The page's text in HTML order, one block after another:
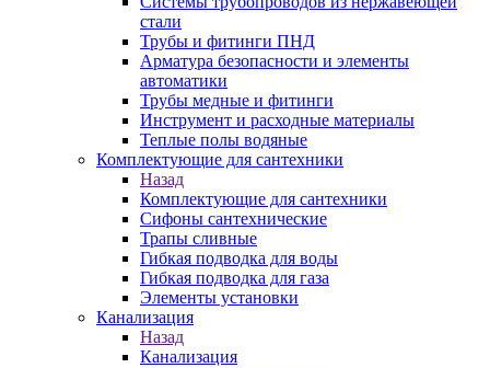
стали
Трубы и фитинги ПНД
Арматура безопасности и элементы
автоматики
Трубы медные и фитинги
Инструмент и расходные материалы
Теплые полы водяные
Комплектующие для сантехники
Назад
Комплектующие для сантехники
Сифоны сантехнические
Трапы сливные
Гибкая подводка для воды
Гибкая подводка для газа
Элементы установки
Канализация
Назад
Канализация